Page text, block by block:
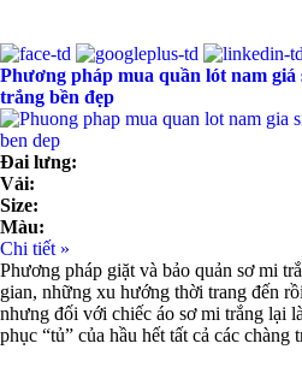
Phương pháp mua quần lót nam giá
trắng bền đẹp
Đai lưng:
Vải:
Size:
Màu:
Chi tiết »
Phương pháp giặt và bảo quản sơ mi
gian, những xu hướng thời trang đến
nhưng đối với chiếc áo sơ mi trắng lại
phục “tủ” của hầu hết tất cả các chàng